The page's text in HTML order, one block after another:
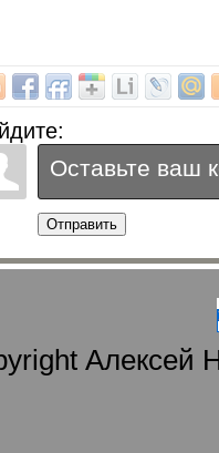
Отправить
Алексей